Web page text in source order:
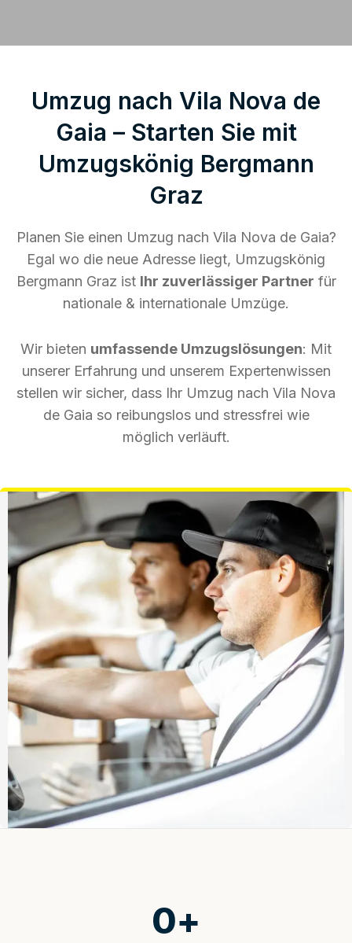
Umzug nach Vila Nova de
Gaia – Starten Sie mit
Umzugskönig Bergmann
Graz
Planen Sie einen Umzug nach Vila Nova de Gaia?
Egal wo die neue Adresse liegt, Umzugskönig
Bergmann Graz ist Ihr zuverlässiger Partner für
nationale & internationale Umzüge.
Wir bieten umfassende Umzugslösungen: Mit
unserer Erfahrung und unserem Expertenwissen
stellen wir sicher, dass Ihr Umzug nach Vila Nova
de Gaia so reibungslos und stressfrei wie
möglich verläuft.
0+